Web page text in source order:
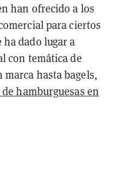
han ofrecido a los
para ciertos
ha dado lugar a
con temática de
marca hasta bagels,
hamburguesas en